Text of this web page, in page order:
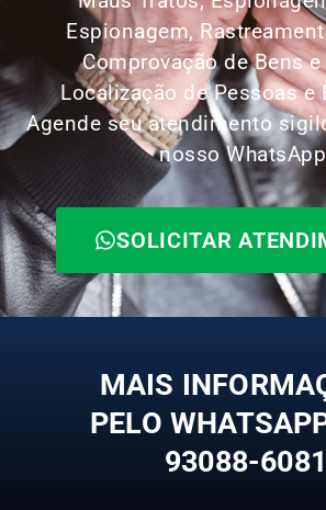
Espionagem,
Comprovação de Bens e
Localização de Pessoas e
Agende seu atendimento
nosso
SOLICITAR
MAIS
PELO
93088-6081